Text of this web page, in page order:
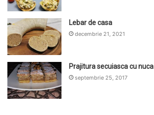
Lebar de casa
decembrie 21, 2021
Prajitura secuiasca cu nuca
septembrie 25, 2017